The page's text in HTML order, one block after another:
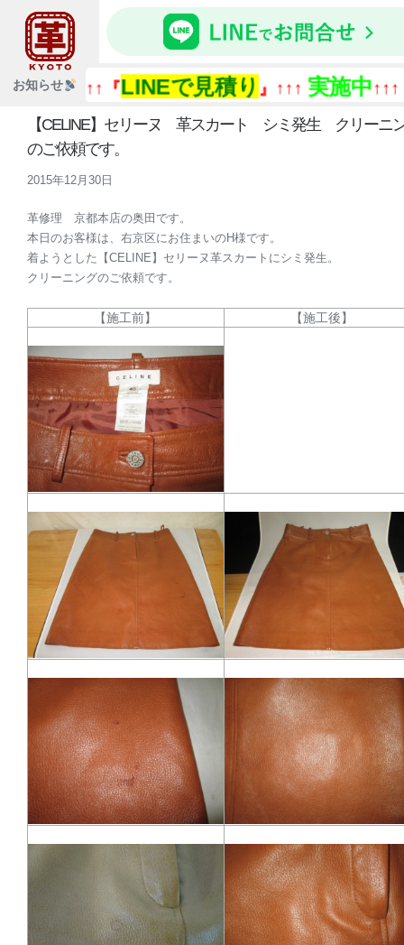
お知らせ
↑↑↑『 LINEで見積り』↑↑↑ 実施中↑↑↑『
【CELINE】セリーヌ 革スカート シミ発生 クリーニ
のご依頼です。
2015年12月30日
革修理 京都本店の奥田です。
本日のお客様は、右京区にお住まいのH様です。
着ようとした【CELINE】セリーヌ革スカートにシミ発生。
クリーニングのご依頼です。
【施工前】 【施工後】